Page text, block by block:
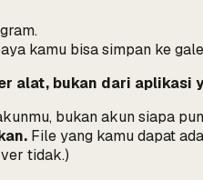
kamu bisa simpan ke
alat, bukan dari aplikasi
bukan akun siapa
File yang kamu dapat
tidak.)